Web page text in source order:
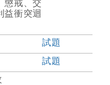
懲戒、交
益衝突迴
試題
試題